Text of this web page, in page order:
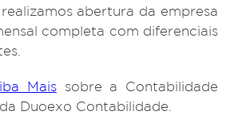
abertura da empresa
completa com diferenciais
Maissobre a Contabilidade
Duoexo Contabilidade.